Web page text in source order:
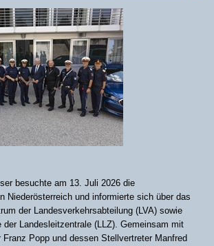
besuchte am 13. Juli 2026 die
Niederösterreich und informierte sich über das
der Landesverkehrsabteilung (LVA) sowie
der Landesleitzentrale (LLZ). Gemeinsam mit
Franz Popp und dessen Stellvertreter Manfred